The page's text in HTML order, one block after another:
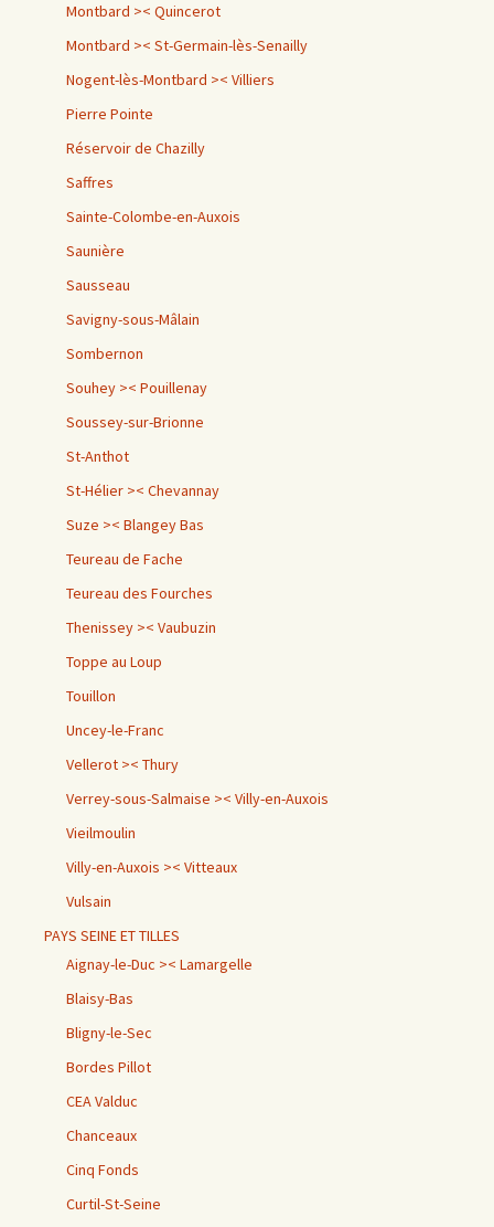
Montbard >< Quincerot
Montbard >< St-Germain-lès-Senailly
Nogent-lès-Montbard >< Villiers
Pierre Pointe
Réservoir de Chazilly
Saffres
Sainte-Colombe-en-Auxois
Saunière
Sausseau
Savigny-sous-Mâlain
Sombernon
Souhey >< Pouillenay
Soussey-sur-Brionne
St-Anthot
St-Hélier >< Chevannay
Suze >< Blangey Bas
Teureau de Fache
Teureau des Fourches
Thenissey >< Vaubuzin
Toppe au Loup
Touillon
Uncey-le-Franc
Vellerot >< Thury
Verrey-sous-Salmaise >< Villy-en-Auxois
Vieilmoulin
Villy-en-Auxois >< Vitteaux
Vulsain
PAYS SEINE ET TILLES
Aignay-le-Duc >< Lamargelle
Blaisy-Bas
Bligny-le-Sec
Bordes Pillot
CEA Valduc
Chanceaux
Cinq Fonds
Curtil-St-Seine